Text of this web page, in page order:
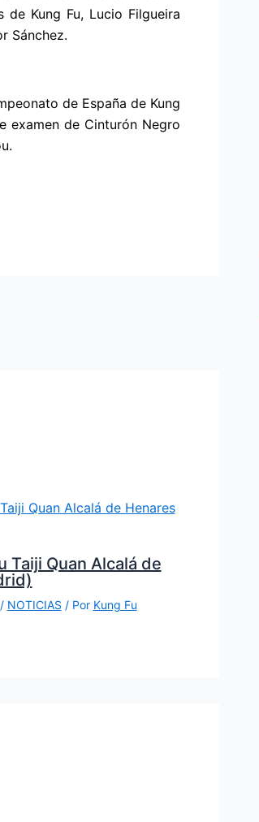
Kung Fu, Lucio Filgueira
Sánchez.
de España de Kung
examen de Cinturón Negro
Taiji Quan Alcalá de
/ NOTICIAS / Por Kung Fu